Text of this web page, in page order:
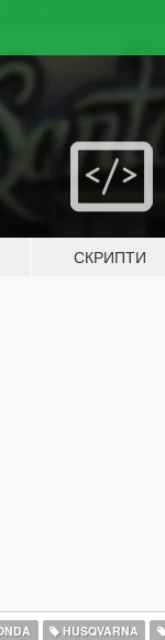
СКРИПТИ
HUSQVARNA